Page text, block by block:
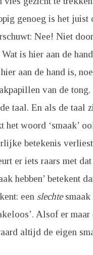
genoeg is het juist
Nee! Niet
Wat is hier aan de
aan de hand is,
van de
taal. En als de taal
het woord ‘smaak’
betekenis
er iets raars met
hebben’ betekent
een slechtesmaak
Alsof er
altijd de eigen